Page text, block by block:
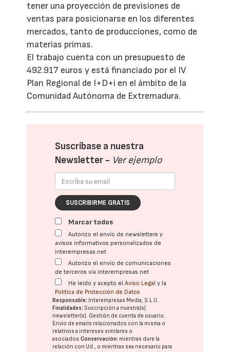
tener una proyección de previsiones de
ventas para posicionarse en los diferentes
mercados, tanto de producciones, como de
materias primas.
El trabajo cuenta con un presupuesto de
492.917 euros y está financiado por el IV
Plan Regional de I+D+i en el ámbito de la
Comunidad Autónoma de Extremadura.
Suscríbase a nuestra
Newsletter - Ver ejemplo
SUSCRIBIRME GRATIS
Marcar todos
Autorizo el envío de newsletters y
avisos informativos personalizados de
interempresas.net
Autorizo el envío de comunicaciones
de terceros vía interempresas.net
He leído y acepto elAviso Legal y la
Política de Protección de Datos
Responsable: Interempresas Media, S.L.U.
Finalidades: Suscripción a nuestra(s)
newsletter(s). Gestión de cuenta de usuario.
Envío de emails relacionados con la misma o
relativos a intereses similares o
asociados.Conservación: mientras dure la
relación con Ud., o mientras sea necesario para